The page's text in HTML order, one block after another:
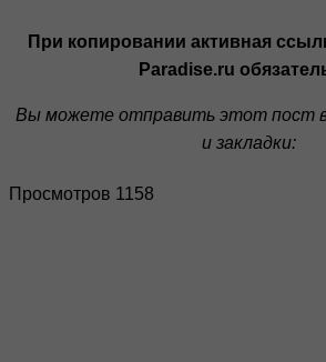
При копировании активная
Paradise.ru
Вы можете отправить этот пост
и закладки:
Просмотров 1158